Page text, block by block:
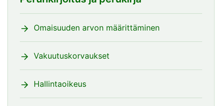
Omaisuuden arvon määrittäminen
Vakuutuskorvaukset
Hallintaoikeus